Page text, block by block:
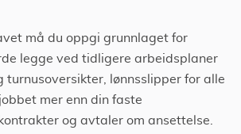
må du oppgi grunnlaget for
legge ved tidligere arbeidsplaner
turnusoversikter, lønnsslipper for alle
mer enn din faste
og avtaler om ansettelse.